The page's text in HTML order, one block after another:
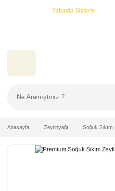
Yakında Sizlerle
Anasayfa Zeytinyağı Soğuk Sıkım